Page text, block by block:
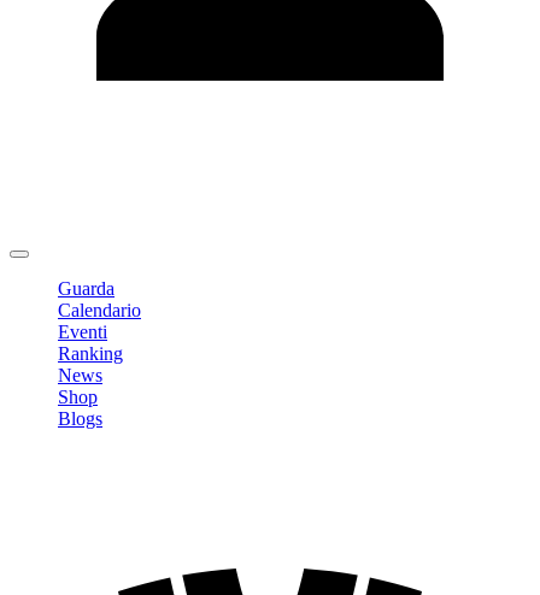
Guarda
Calendario
Eventi
Ranking
News
Shop
Blogs